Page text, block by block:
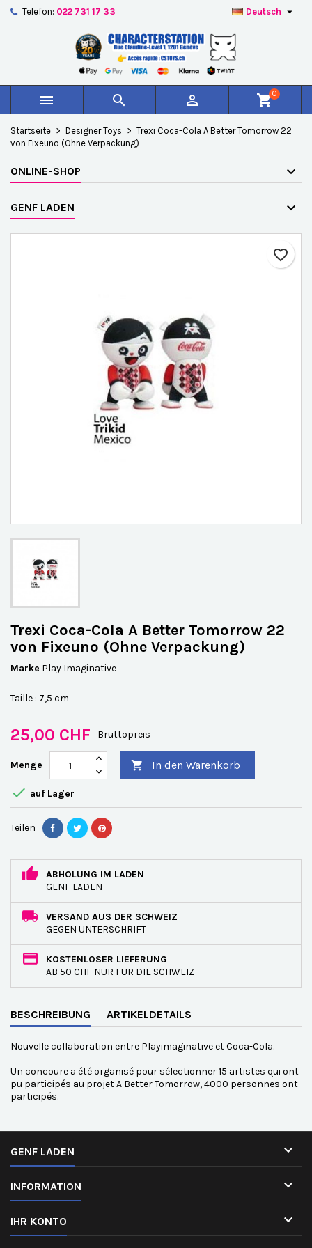
Telefon: 022 731 17 33 Deutsch 
   shopping_cart0
Startseite Designer Toys
Trexi Coca-Cola A Better Tomorrow 22
von Fixeuno (Ohne Verpackung)
ONLINE-SHOP
GENF LADEN
favorite_border
Trexi Coca-Cola A Better Tomorrow 22
von Fixeuno (Ohne Verpackung)
Marke Play Imaginative
Taille : 7,5 cm
25,00 CHF Bruttopreis
Menge  In den Warenkorb
 auf Lager
Teilen
ABHOLUNG IM LADEN
GENF LADEN
VERSAND AUS DER SCHWEIZ
GEGEN UNTERSCHRIFT
KOSTENLOSER LIEFERUNG
AB 50 CHF NUR FÜR DIE SCHWEIZ
BESCHREIBUNG ARTIKELDETAILS
Nouvelle collaboration entre Playimaginative et Coca-Cola.
Un concoure a été organisé pour sélectionner 15 artistes qui ont
pu participés au projet A Better Tomorrow, 4000 personnes ont
participés.
GENF LADEN 
INFORMATION 
IHR KONTO 
Create new list
Name der Wunschliste
Abbrechen Wunschliste erstellen
Sie müssen angemeldet sein, um Artikel Ihrer
Wunschliste hinzufügen zu können.